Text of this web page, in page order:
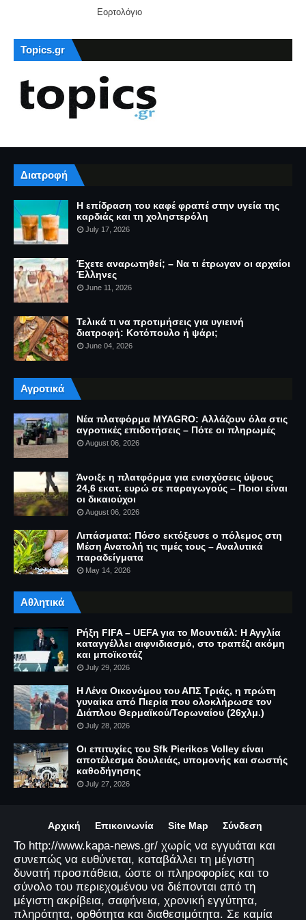
Εορτολόγιο
Topics.gr
Διατροφή
Η επίδραση του καφέ φραπέ στην υγεία της
καρδιάς και τη χοληστερόλη
July 17, 2026
Έχετε αναρωτηθεί; – Να τι έτρωγαν οι αρχαίοι
Έλληνες
June 11, 2026
Τελικά τι να προτιμήσεις για υγιεινή
διατροφή: Κοτόπουλο ή ψάρι;
June 04, 2026
Αγροτικά
Νέα πλατφόρμα MYAGRO: Αλλάζουν όλα στις
αγροτικές επιδοτήσεις – Πότε οι πληρωμές
August 06, 2026
Άνοιξε η πλατφόρμα για ενισχύσεις ύψους
24,6 εκατ. ευρώ σε παραγωγούς – Ποιοι είναι
οι δικαιούχοι
August 06, 2026
Λιπάσματα: Πόσο εκτόξευσε ο πόλεμος στη
Μέση Ανατολή τις τιμές τους – Αναλυτικά
παραδείγματα
May 14, 2026
Αθλητικά
Ρήξη FIFA – UEFA για το Μουντιάλ: Η Αγγλία
καταγγέλλει αιφνιδιασμό, στο τραπέζι ακόμη
και μποϊκοτάζ
July 29, 2026
Η Λένα Οικονόμου του ΑΠΣ Τριάς, η πρώτη
γυναίκα από Πιερία που ολοκλήρωσε τον
Διάπλου Θερμαϊκού/Τορωναίου (26χλμ.)
July 28, 2026
Οι επιτυχίες του Sfk Pierikos Volley είναι
αποτέλεσμα δουλειάς, υπομονής και σωστής
καθοδήγησης
July 27, 2026
Αρχική Επικοινωνία Site Map Σύνδεση
Το http://www.kapa-news.gr/ χωρίς να εγγυάται και
συνεπώς να ευθύνεται, καταβάλλει τη μέγιστη
δυνατή προσπάθεια, ώστε οι πληροφορίες και το
σύνολο του περιεχομένου να διέπονται από τη
μέγιστη ακρίβεια, σαφήνεια, χρονική εγγύτητα,
πληρότητα, ορθότητα και διαθεσιμότητα. Σε καμία